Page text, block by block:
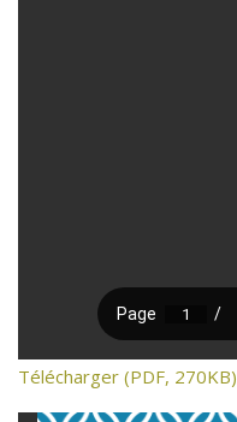
Télécharger (PDF, 270KB)